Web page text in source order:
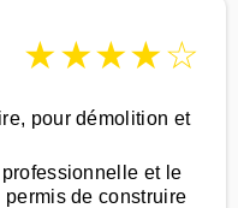
★★★★☆
pour démolition et
et le
de construire